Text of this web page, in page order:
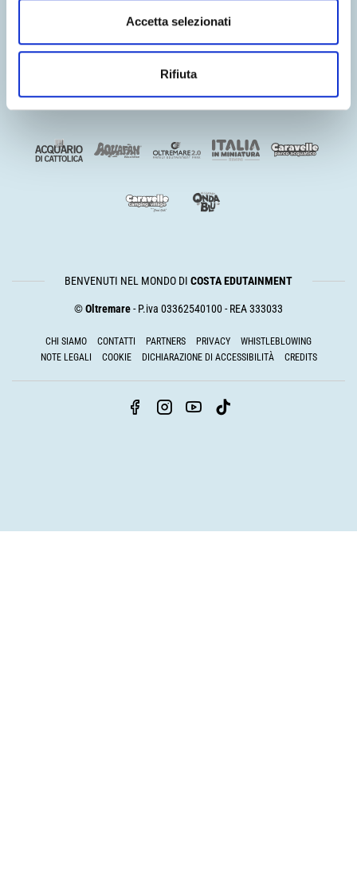
Accetta selezionati
Rifiuta
BENVENUTI NEL MONDO DI COSTA EDUTAINMENT
©Oltremare- P.iva 03362540100 - REA 333033
CHI SIAMO CONTATTI PARTNERS PRIVACY
WHISTLEBLOWING
NOTE LEGALI
COOKIE DICHIARAZIONE DI ACCESSIBILITÀ CREDITS